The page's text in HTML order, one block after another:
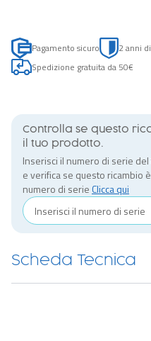
Pagamento sicuro
2 anni
Spedizione gratuita da 50€
Controlla se questo
il tuo prodotto.
Inserisci il numero di serie
e verifica se questo ricambio
numero di serie Clicca qui
Scheda Tecnica